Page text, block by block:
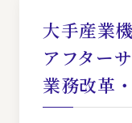
大手産業
アフター
業務改革